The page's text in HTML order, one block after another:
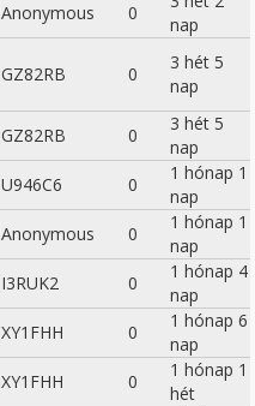
Anonymous 0
nap
GZ82RB 0
3 hét 5
nap
GZ82RB 0
3 hét 5
nap
U946C6 0
1 hónap 1
nap
Anonymous 0
1 hónap 1
nap
I3RUK2 0
1 hónap 4
nap
XY1FHH 0
1 hónap 6
nap
XY1FHH 0
1 hónap 1
hét